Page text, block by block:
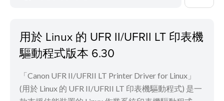
用於 Linux 的 UFR II/UFRII LT 印表機
驅動程式版本 6.30
「Canon UFR II/UFRII LT Printer Driver for Linux」
(用於 Linux 的 UFR II/UFRII LT 印表機驅動程式) 是一